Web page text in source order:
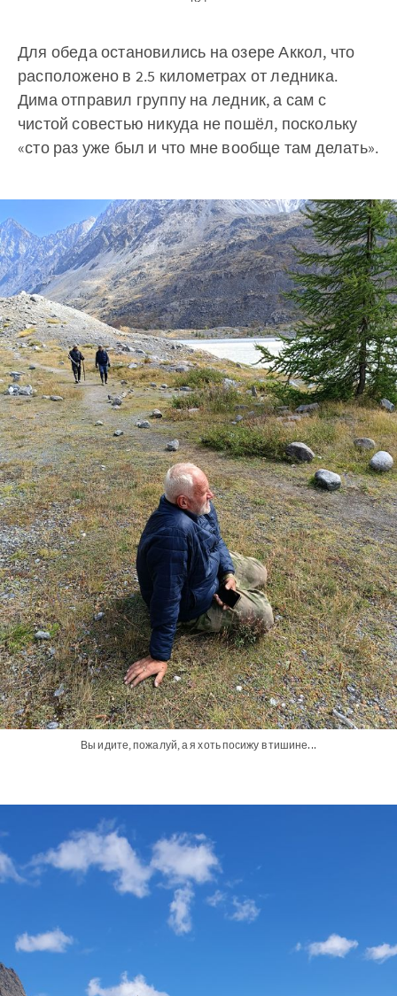
Для обеда остановились на озере Аккол, что
расположено в 2.5 километрах от ледника.
Дима отправил группу на ледник, а сам с
чистой совестью никуда не пошёл, поскольку
«сто раз уже был и что мне вообще там делать».
Вы идите, пожалуй, а я хоть посижу в тишине...